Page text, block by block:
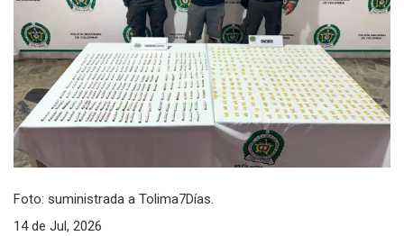
Foto: suministrada a Tolima7Días.
14 de Jul, 2026